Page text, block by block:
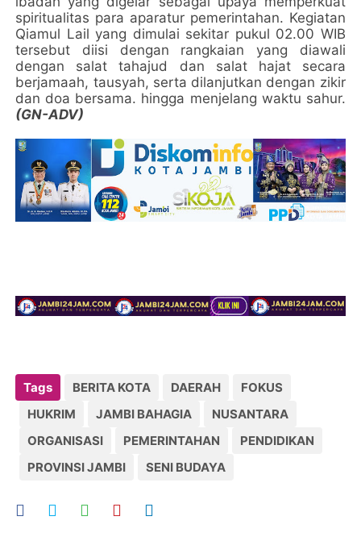
spiritualitas para aparatur pemerintahan. Kegiatan
Qiamul Lail yang dimulai sekitar pukul 02.00 WIB
tersebut diisi dengan rangkaian yang diawali
dengan salat tahajud dan salat hajat secara
berjamaah, tausyah, serta dilanjutkan dengan zikir
dan doa bersama. hingga menjelang waktu sahur.
(GN-ADV)
Tags BERITA KOTA DAERAH
FOKUS
HUKRIM
JAMBI BAHAGIA
NUSANTARA
ORGANISASI
PEMERINTAHAN
PENDIDIKAN
PROVINSI JAMBI
SENI BUDAYA